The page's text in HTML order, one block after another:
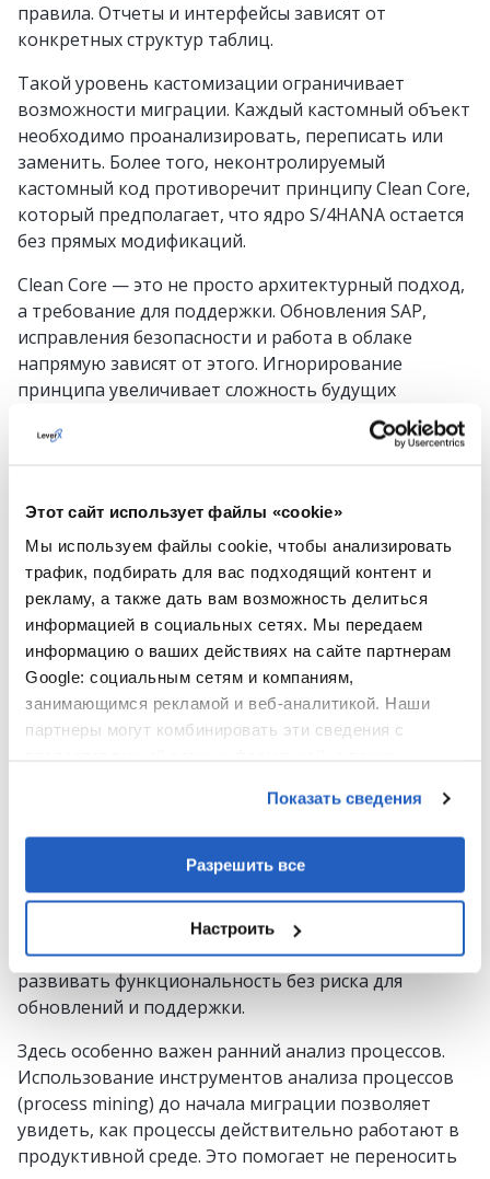
Этот сайт использует файлы «cookie»
Мы используем файлы cookie, чтобы анализировать
трафик, подбирать для вас подходящий контент и
рекламу, а также дать вам возможность делиться
информацией в социальных сетях. Мы передаем
информацию о ваших действиях на сайте партнерам
Google: социальным сетям и компаниям,
занимающимся рекламой и веб-аналитикой. Наши
партнеры могут комбинировать эти сведения с
Показать сведения
Разрешить все
Настроить
правила. Отчеты и интерфейсы зависят от
конкретных структур таблиц.
Такой уровень кастомизации ограничивает
возможности миграции. Каждый кастомный объект
необходимо проанализировать, переписать или
заменить. Более того, неконтролируемый
кастомный код противоречит принципу Clean Core,
который предполагает, что ядро S/4HANA остается
без прямых модификаций.
Clean Core — это не просто архитектурный подход,
а требование для поддержки. Обновления SAP,
исправления безопасности и работа в облаке
напрямую зависят от этого. Игнорирование
принципа увеличивает сложность будущих
апгрейдов и снижает стабильность системы.
Кастомизации Oracle обычно классифицируются по
модели CEMLI: configuration, extensions,
modifications, localizations, integrations.
Для каждой категории требуется свой подход к
миграции.
Часть настроек можно напрямую перенести в
стандарт SAP. Другие необходимо пересмотреть,
поскольку модель процессов отличается.
выносится за пределы ядра. Расширения
реализуются наSAP Business Technology Platform, а
сама система S/4HANA остается максимально
близкой к стандарту. Такой подход позволяет
развивать функциональность без риска для
обновлений и поддержки.
Здесь особенно важен ранний анализ процессов.
Использование инструментов анализа процессов
(process mining) до начала миграции позволяет
увидеть, как процессы действительно работают в
продуктивной среде. Это помогает не переносить